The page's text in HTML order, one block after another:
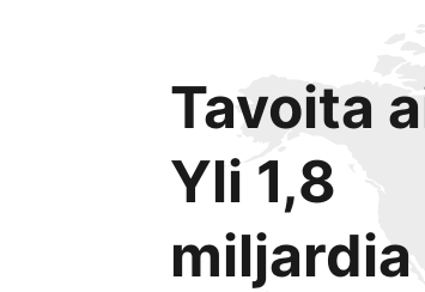
Tavoita
Yli 1,8
miljardia